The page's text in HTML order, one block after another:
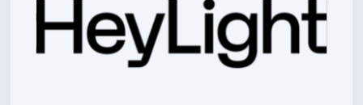
Diamant Mahon Trip Pro